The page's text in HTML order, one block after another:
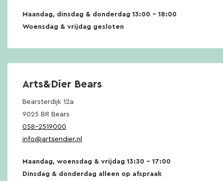
Maandag, dinsdag & donderdag 13:00 – 18:00
Woensdag & vrijdag gesloten
Arts&Dier Bears
Bearsterdijk 12a
9025 BR Bears
058-2519000
info@artsendier.nl
Maandag, woensdag & vrijdag 13:30 – 17:00
Dinsdag & donderdag alleen op afspraak